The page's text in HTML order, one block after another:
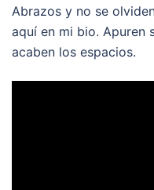
Abrazos y no se
aquí en mi bio. Apuren
acaben los espacios.